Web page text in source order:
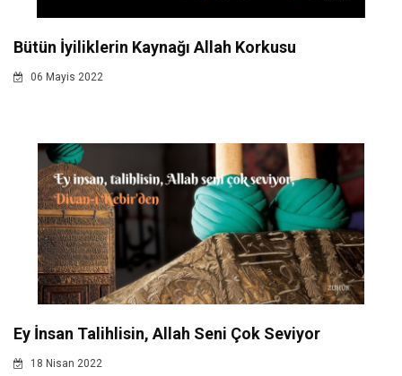
Bütün İyiliklerin Kaynağı Allah Korkusu
06 Mayis 2022
Ey İnsan Talihlisin, Allah Seni Çok Seviyor
18 Nisan 2022